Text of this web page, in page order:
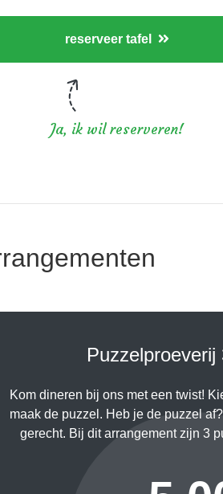
reserveer tafel
Ja, ik wil reserveren!
Puzzelproeverij
Kom dineren bij ons met een twist!
maak de puzzel. Heb je de puzzel
gerecht. Bij dit arrangement zijn 3